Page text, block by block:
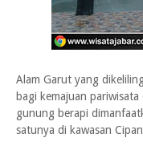
Alam Garut yang
bagi kemajuan
gunung berapi
satunya di kawasan